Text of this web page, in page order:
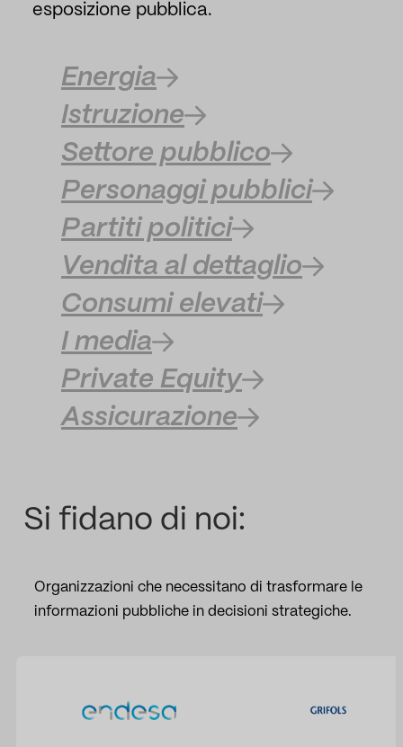
esposizione pubblica.
Energia
Istruzione
Settore pubblico
Personaggi pubblici
Partiti politici
Vendita al dettaglio
Consumi elevati
I media
Private Equity
Assicurazione
Si fidano di noi:
Organizzazioni che necessitano di trasformare le
informazioni pubbliche in decisioni strategiche.